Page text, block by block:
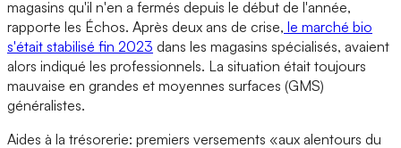
magasins qu'il n'en a fermés depuis le début de l'année,
rapporte les Échos. Après deux ans de crise, le marché bio
s'était stabilisé fin 2023 dans les magasins spécialisés, avaient
alors indiqué les professionnels. La situation était toujours
mauvaise en grandes et moyennes surfaces (GMS)
généralistes.
Aides à la trésorerie: premiers versements «aux alentours du